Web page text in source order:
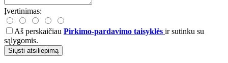
Įvertinimas:
Aš perskaičiau Pirkimo-pardavimo taisyklės ir sutinku su
sąlygomis.
Siųsti atsiliepimą